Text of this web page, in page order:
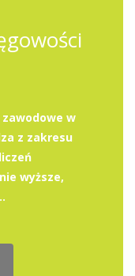
w
z zakresu
wyższe,